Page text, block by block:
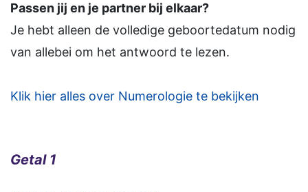
Passen jij en je partner bij elkaar?
Je hebt alleen de volledige geboortedatum nodig
van allebei om het antwoord te lezen.
Klik hier alles over Numerologie te bekijken
Getal 1